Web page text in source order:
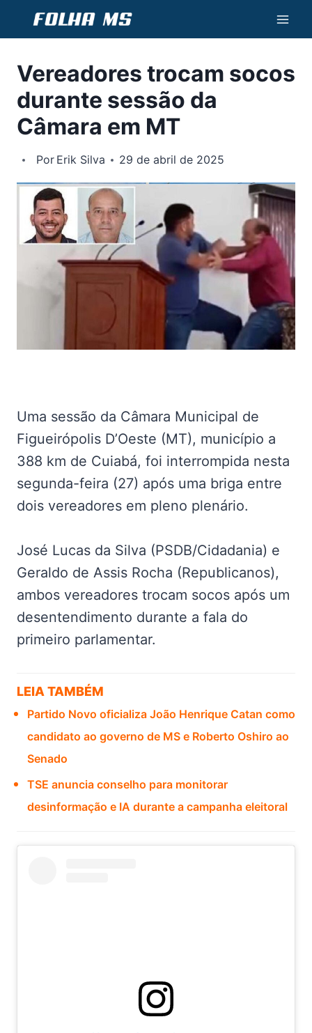
Conteúdo
Vereadores trocam socos
durante sessão da
Câmara em MT
Por Erik Silva 29 de abril de 2025
Uma sessão da Câmara Municipal de
Figueirópolis D’Oeste (MT), município a
388 km de Cuiabá, foi interrompida nesta
segunda-feira (27) após uma briga entre
dois vereadores em pleno plenário.
José Lucas da Silva (PSDB/Cidadania) e
Geraldo de Assis Rocha (Republicanos),
ambos vereadores trocam socos após um
desentendimento durante a fala do
primeiro parlamentar.
LEIA TAMBÉM
Partido Novo oficializa João Henrique Catan como
candidato ao governo de MS e Roberto Oshiro ao
Senado
TSE anuncia conselho para monitorar
desinformação e IA durante a campanha eleitoral